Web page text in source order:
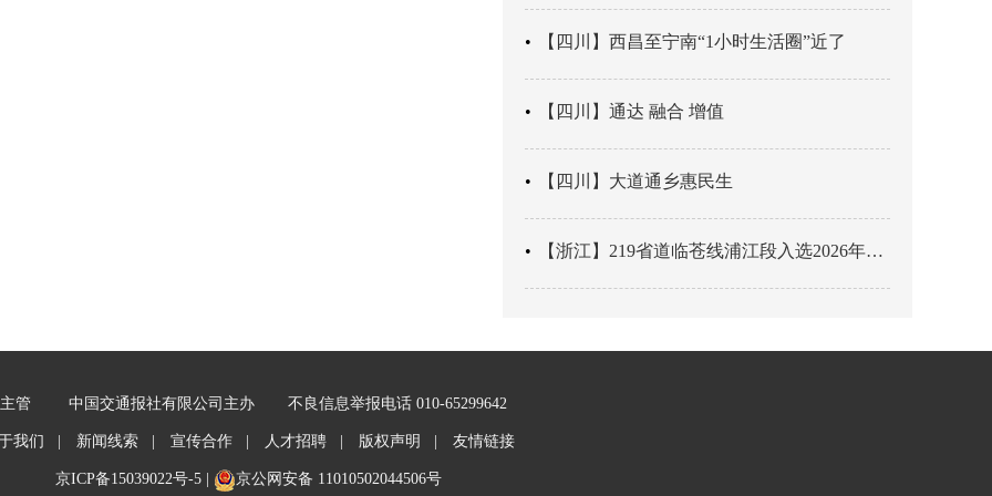
【四川】西昌至宁南“1小时生活圈”近了
【四川】通达 融合 增值
【四川】大道通乡惠民生
【浙江】219省道临苍线浦江段入选2026年度美丽公路项目展示交流活动名单
管 中国交通报社有限公司主办 不良信息举报电话 010-65299642
我们 | 新闻线索 | 宣传合作 | 人才招聘 | 版权声明 | 友情链接
京ICP备15039022号-5| 京公网安备 11010502044506号